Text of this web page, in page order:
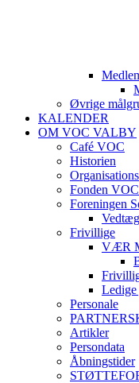
Øvrige
KALENDER
OM VOC VALBY
Café VOC
Historien
Fonden
Foreningen
Frivillige
VÆR
Personale
Artikler
Persondata
Åbningstider